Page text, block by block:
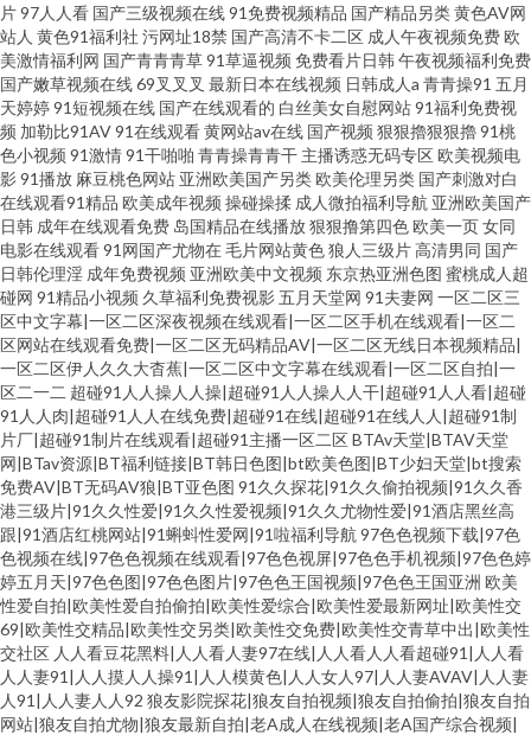
片97人人看 国产三级视频在线91免费视频精品 国产精品另类黄色AV网
站人 黄色91福利社 污网址18禁 国产高清不卡二区 成人午夜视频免费欧
美激情福利网 国产青青青草91草逼视频 免费看片日韩午夜视频福利免费
国产嫩草视频在线69叉叉叉 最新日本在线视频 日韩成人a 青青操91 五月
天婷婷91短视频在线 国产在线观看的 白丝美女自慰网站91福利免费视
频 加勒比91AV91在线观看黄网站av在线 国产视频 狠狠擼狠狠擼91桃
色小视频 91激情91干啪啪 青青操青青干 主播诱惑无码专区欧美视频电
影91播放 麻豆桃色网站 亚洲欧美国产另类欧美伦理另类 国产刺激对白
在线观看91精品 欧美成年视频 操碰操揉 成人微拍福利导航 亚洲欧美国产
日韩 成年在线观看免费 岛国精品在线播放狠狠撸第四色欧美一页女同
电影在线观看91网国产尤物在毛片网站黄色狼人三级片高清男同 国产
日韩伦理淫 成年免费视频 亚洲欧美中文视频 东京热亚洲色图 蜜桃成人超
碰网 91精品小视频 久草福利免费视影 五月天堂网 91夫妻网 一区二区三
区中文字幕|一区二区深夜视频在线观看|一区二区手机在线观看|一区二
区网站在线观看免费|一区二区无码精品AV|一区二区无线日本视频精品|
一区二区伊人久久大杳蕉|一区二区中文字幕在线观看|一区二区自拍|一
区二一二 超碰91人人操人人操|超碰91人人操人人干|超碰91人人看|超碰
91人人肉|超碰91人人在线免费|超碰91在线|超碰91在线人人|超碰91制
片厂|超碰91制片在线观看|超碰91主播一区二区BTAv天堂|BTAV天堂
网|BTav资源|BT福利链接|BT韩日色图|bt欧美色图|BT少妇天堂|bt搜索
免费AV|BT无码AV狼|BT亚色图 91久久探花|91久久偷拍视频|91久久香
港三级片|91久久性爱|91久久性爱视频|91久久尤物性爱|91酒店黑丝高
跟|91酒店红桃网站|91蝌蚪性爱网|91啦福利导航 97色色视频下载|97色
色视频在线|97色色视频在线观看|97色色视屏|97色色手机视频|97色色婷
婷五月天|97色色图|97色色图片|97色色王国视频|97色色王国亚洲 欧美
性爱自拍|欧美性爱自拍偷拍|欧美性爱综合|欧美性爱最新网址|欧美性交
69|欧美性交精品|欧美性交另类|欧美性交免费|欧美性交青草中出|欧美性
交社区 人人看豆花黑料|人人看人妻97在线|人人看人人看超碰91|人人看
人人妻91|人人摸人人操91|人人模黄色|人人女人97|人人妻AVAV|人人妻
人91|人人妻人人92 狼友影院探花|狼友自拍视频|狼友自拍偷拍|狼友自拍
网站|狼友自拍尤物|狼友最新自拍|老A成人在线视频|老A国产综合视频|